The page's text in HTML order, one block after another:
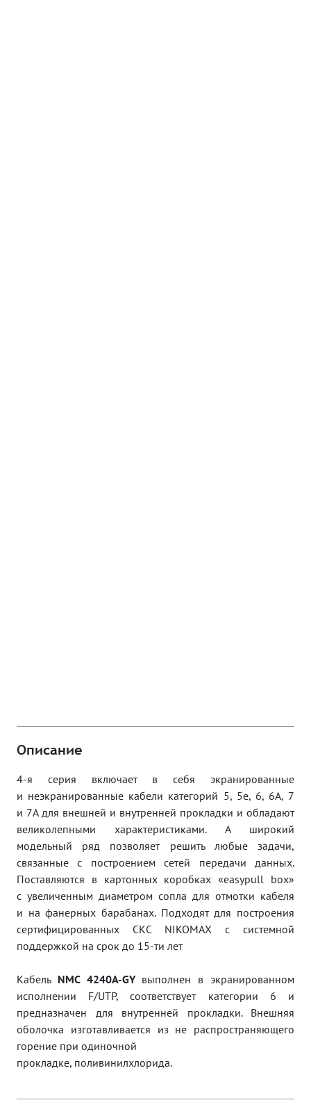
Описание
4-я серия включает в себя экранированные
и неэкранированные кабели категорий 5, 5e, 6, 6A, 7
и 7A для внешней и внутренней прокладки и обладают
великолепными характеристиками. А широкий
модельный ряд позволяет решить любые задачи,
связанные с построением сетей передачи данных.
Поставляются в картонных коробках «easypull box»
с увеличенным диаметром сопла для отмотки кабеля
и на фанерных барабанах. Подходят для построения
сертифицированных СКС NIKOMAX с системной
поддержкой на срок до 15-ти лет
Кабель NMC 4240A-GYвыполнен в экранированном
исполнении F/UTP, соответствует категории 6 и
предназначен для внутренней прокладки. Внешняя
оболочка изготавливается из не распространяющего
горение при одиночной
прокладке, поливинилхлорида.